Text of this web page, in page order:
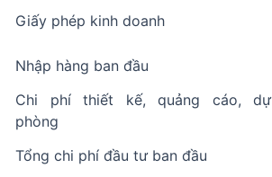
Giấy phép kinh doanh
Nhập hàng ban đầu
Chi phí thiết kế, quảng cáo, dự
phòng
Tổng chi phí đầu tư ban đầu